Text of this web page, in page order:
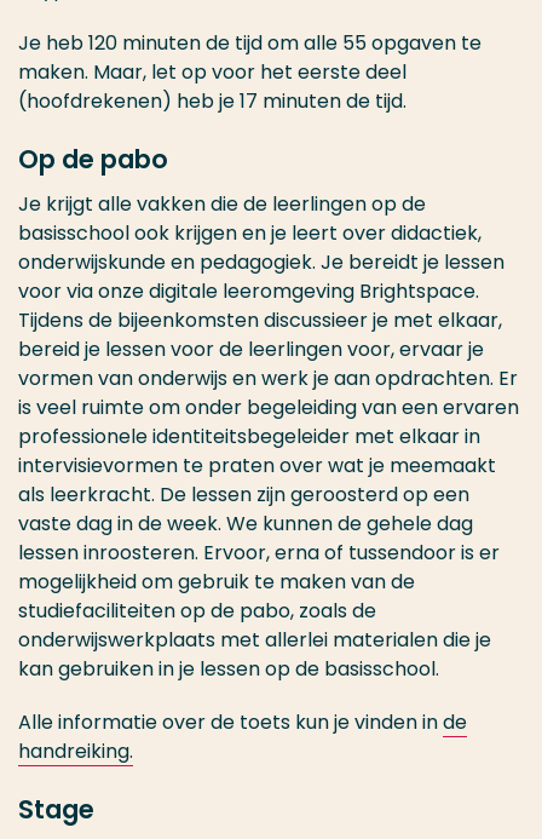
Je heb 120 minuten de tijd om alle 55 opgaven te
maken. Maar, let op voor het eerste deel
(hoofdrekenen) heb je 17 minuten de tijd.
Op de pabo
Je krijgt alle vakken die de leerlingen op de
basisschool ook krijgen en je leert over didactiek,
onderwijskunde en pedagogiek. Je bereidt je lessen
voor via onze digitale leeromgeving Brightspace.
Tijdens de bijeenkomsten discussieer je met elkaar,
bereid je lessen voor de leerlingen voor, ervaar je
vormen van onderwijs en werk je aan opdrachten. Er
is veel ruimte om onder begeleiding van een ervaren
professionele identiteitsbegeleider met elkaar in
intervisievormen te praten over wat je meemaakt
als leerkracht. De lessen zijn geroosterd op een
vaste dag in de week. We kunnen de gehele dag
lessen inroosteren. Ervoor, erna of tussendoor is er
mogelijkheid om gebruik te maken van de
studiefaciliteiten op de pabo, zoals de
onderwijswerkplaats met allerlei materialen die je
kan gebruiken in je lessen op de basisschool.
Alle informatie over de toets kun je vinden inde
handreiking.
Stage